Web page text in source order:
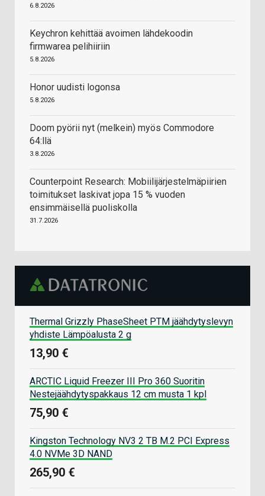
6.8.2026
Keychron kehittää avoimen lähdekoodin
firmwarea pelihiiriin
5.8.2026
Honor uudisti logonsa
5.8.2026
Doom pyörii nyt (melkein) myös Commodore
64:llä
3.8.2026
Counterpoint Research: Mobiilijärjestelmäpiirien
toimitukset laskivat jopa 15 % vuoden
ensimmäisellä puoliskolla
31.7.2026
Thermal Grizzly PhaseSheet PTM jäähdytyslevyn
yhdiste Lämpöalusta 2 g
13,90 €
ARCTIC Liquid Freezer III Pro 360 Suoritin
Nestejäähdytyspakkaus 12 cm musta 1 kpl
75,90 €
Kingston Technology NV3 2 TB M.2 PCI Express
4.0 NVMe 3D NAND
265,90 €